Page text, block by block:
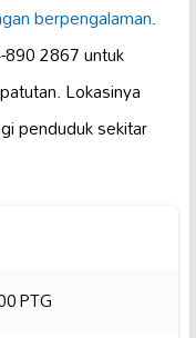
berpengalaman.
2867 untuk
Lokasinya
penduduk sekitar
PTG